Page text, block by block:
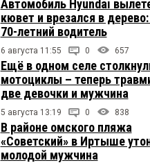
Автомобиль Hyundai
кювет и врезался в дерево:
70-летний водитель
6 августа 11:55 0 657
Ещё в одном селе
мотоциклы – теперь
две девочки и мужчина
5 августа 13:19 0 838
В районе омского пляжа
«Советский» в Иртыше
молодой мужчина